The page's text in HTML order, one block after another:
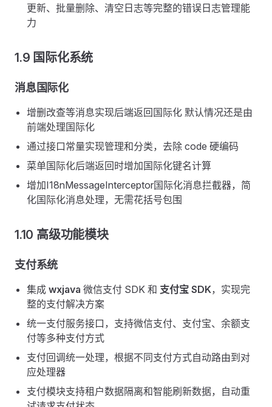
更新、批量删除、清空日志等完整的错误日志管理能
力
1.9 国际化系统
消息国际化
增删改查等消息实现后端返回国际化 默认情况还是由
前端处理国际化
通过接口常量实现管理和分类，去除 code 硬编码
菜单国际化后端返回时增加国际化键名计算
增加I18nMessageInterceptor国际化消息拦截器，简
化国际化消息处理，无需花括号包围
1.10 高级功能模块
支付系统
集成 wxjava 微信支付 SDK 和 支付宝 SDK，实现完
整的支付解决方案
统一支付服务接口，支持微信支付、支付宝、余额支
付等多种支付方式
支付回调统一处理，根据不同支付方式自动路由到对
应处理器
支付模块支持租户数据隔离和智能刷新数据，自动重